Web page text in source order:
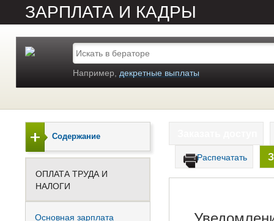
ЗАРПЛАТА И КАДРЫ
Например, декретные выплаты
Распечатать
Содержание
ОПЛАТА ТРУДА И
НАЛОГИ
Основная зарплата